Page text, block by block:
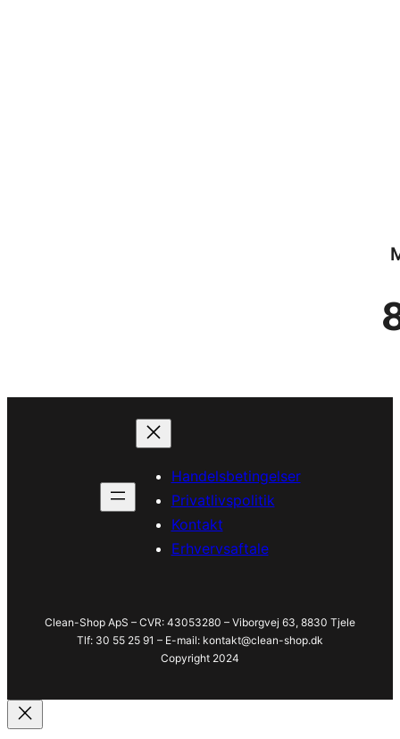
Handelsbetingelser
Privatlivspolitik
Kontakt
Erhvervsaftale
Clean-Shop ApS – CVR: 43053280 – Viborgvej 63, 8830 Tjele
Tlf: 30 55 25 91 – E-mail: kontakt@clean-shop.dk
Copyright 2024